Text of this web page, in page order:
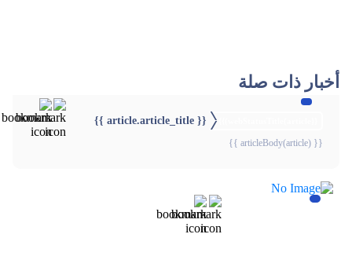
أخبار ذات صلة
{{ article.article_title }}
{{ articleBody(article) }}